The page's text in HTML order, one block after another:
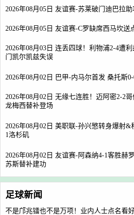
2026年08月05日 友谊赛-苏莱破门迪巴拉
2026年08月05日 友谊赛-C罗缺席西马坎送
2026年08月03日 连丢四球！利物浦2-4遭
门凯尔凯兹失误
2026年08月02日 巴甲-内马尔首发 桑托斯
2026年08月02日 无缘七连胜！迈阿密2-2
龙梅西替补登场
2026年08月02日 美职联-孙兴慜转身爆射
1洛杉矶
2026年08月02日 友谊赛-阿森纳4-1客胜赫
苏斯替补建功
足球新闻
不是邝兆镭也不是万项！业内人士点名看